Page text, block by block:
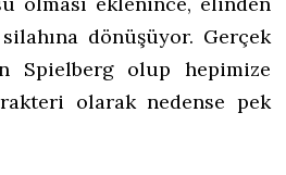
dönüşüyor. Gerçek
Spielberg olup hepimize
olarak nedense pek